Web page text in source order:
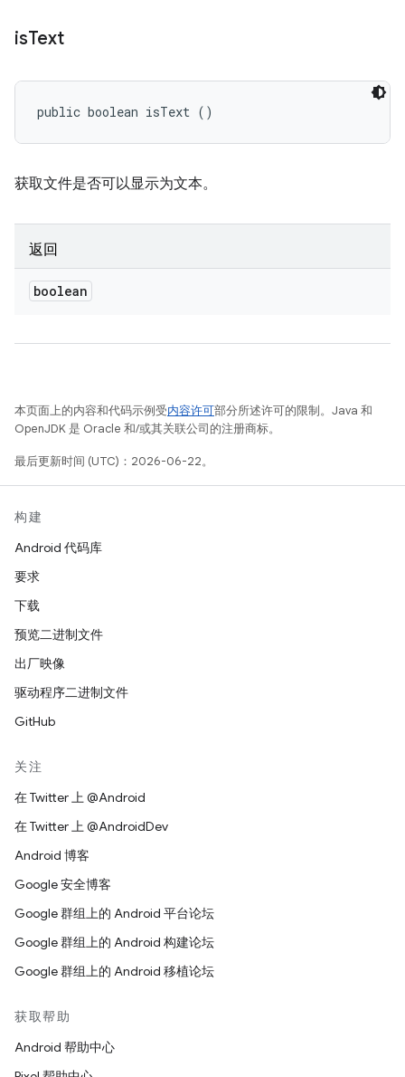
isText
public boolean isText ()
获取文件是否可以显示为文本。
返回
boolean
本页面上的内容和代码示例受内容许可部分所述许可的限制。Java 和
OpenJDK 是 Oracle 和/或其关联公司的注册商标。
最后更新时间 (UTC)：2026-06-22。
构建
Android 代码库
要求
下载
预览二进制文件
出厂映像
驱动程序二进制文件
GitHub
关注
在 Twitter 上 @Android
在 Twitter 上 @AndroidDev
Android 博客
Google 安全博客
Google 群组上的 Android 平台论坛
Google 群组上的 Android 构建论坛
Google 群组上的 Android 移植论坛
获取帮助
Android 帮助中心